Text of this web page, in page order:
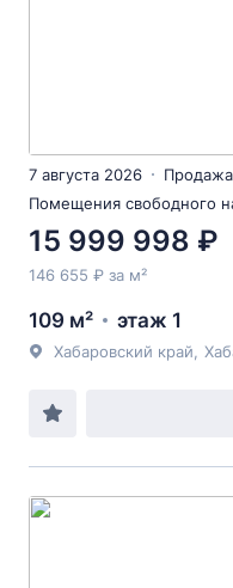
7 августа 2026
Продажа
Помещения свободного
15 999 998 ₽
146 655 ₽ за м²
109 м² этаж 1
Хабаровский край